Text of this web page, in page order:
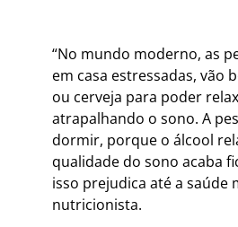
“No mundo moderno, as
em casa estressadas, vão
ou cerveja para poder
atrapalhando o sono. A
dormir, porque o álcool
qualidade do sono acaba
isso prejudica até a saúde
nutricionista.